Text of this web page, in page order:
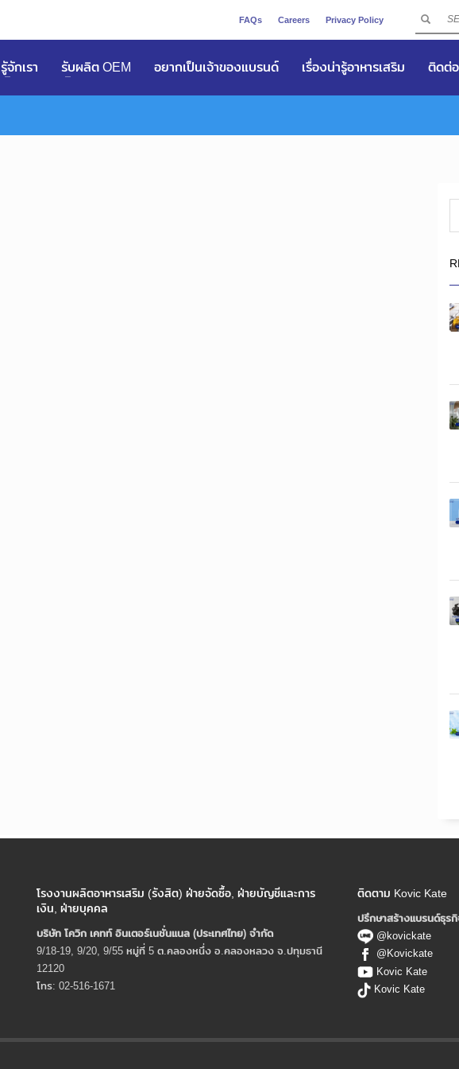
FAQs Careers Privacy Policy
รูัจักเรา รับผลิต OEM อยากเป็นเจ้าของแบรนด์ เรื่องน่ารู้อาหารเสริม ติดต่อ
โรงงานผลิตอาหารเสริม (รังสิต) ฝ่ายจัดซื้อ, ฝ่ายบัญชีและการ
เงิน, ฝ่ายบุคคล
บริษัท โควิก เคทท์ อินเตอร์เนชั่นแนล (ประเทศไทย) จํากัด
9/18-19, 9/20, 9/55 หมู่ที่ 5 ต.คลองหนึ่ง อ.คลองหลวง จ.ปทุมธานี
12120
โทร: 02-516-1671
ติดตาม Kovic Kate
ปรึกษาสร้างแบรนด์ธุร
@kovickate
@Kovickate
Kovic Kate
Kovic Kate